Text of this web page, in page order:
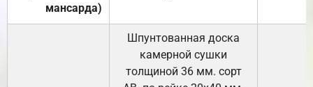
мансарда)
Шпунтованная доска
камерной сушки
толщиной 36 мм. сорт